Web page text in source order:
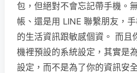
包，但絕對不會忘記帶手機。
帳、還是用 LINE 聯繫朋友，
的生活資訊跟敏感個資。 而且
機裡預設的系統設定，其實是
設定，而不是為了你的資訊安